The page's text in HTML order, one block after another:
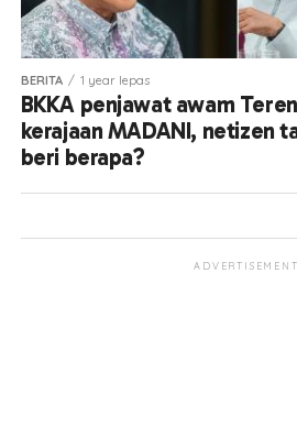
BERITA 1 year lepas
BKKA penjawat awam
kerajaan MADANI, netizen
beri berapa?
ADVERTISEMENT